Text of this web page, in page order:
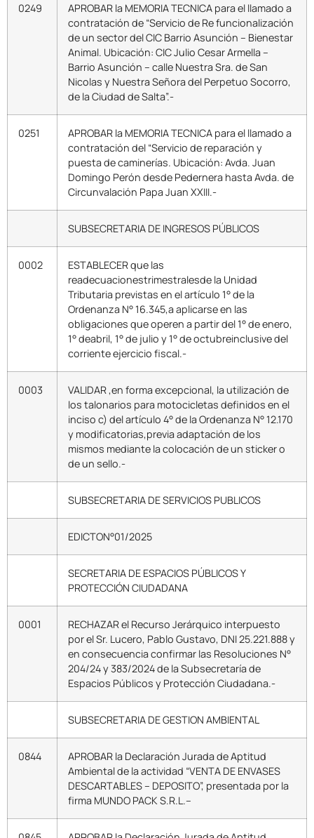
0249
APROBAR la MEMORIA TECNICA para el llamado a
contratación de “Servicio de Re funcionalización
de un sector del CIC Barrio Asunción – Bienestar
Animal. Ubicación: CIC Julio Cesar Armella –
Barrio Asunción – calle Nuestra Sra. de San
Nicolas y Nuestra Señora del Perpetuo Socorro,
de la Ciudad de Salta”.-
0251
APROBAR la MEMORIA TECNICA para el llamado a
contratación del “Servicio de reparación y
puesta de caminerías. Ubicación: Avda. Juan
Domingo Perón desde Pedernera hasta Avda. de
Circunvalación Papa Juan XXIII.-
SUBSECRETARIA DE INGRESOS PÚBLICOS
0002
ESTABLECER que las
readecuacionestrimestralesde la Unidad
Tributaria previstas en el artículo 1° de la
Ordenanza N° 16.345,a aplicarse en las
obligaciones que operen a partir del 1° de enero,
1° deabril, 1° de julio y 1° de octubreinclusive del
corriente ejercicio fiscal.-
0003
VALIDAR ,en forma excepcional, la utilización de
los talonarios para motocicletas definidos en el
inciso c) del artículo 4° de la Ordenanza N° 12.170
y modificatorias,previa adaptación de los
mismos mediante la colocación de un sticker o
de un sello.-
SUBSECRETARIA DE SERVICIOS PUBLICOS
EDICTON°01/2025
SECRETARIA DE ESPACIOS PÚBLICOS Y
PROTECCIÓN CIUDADANA
0001
RECHAZAR el Recurso Jerárquico interpuesto
por el Sr. Lucero, Pablo Gustavo, DNI 25.221.888 y
en consecuencia confirmar las Resoluciones N°
204/24 y 383/2024 de la Subsecretaría de
Espacios Públicos y Protección Ciudadana.-
SUBSECRETARIA DE GESTION AMBIENTAL
0844
APROBAR la Declaración Jurada de Aptitud
Ambiental de la actividad “VENTA DE ENVASES
DESCARTABLES – DEPOSITO”, presentada por la
firma MUNDO PACK S.R.L.–